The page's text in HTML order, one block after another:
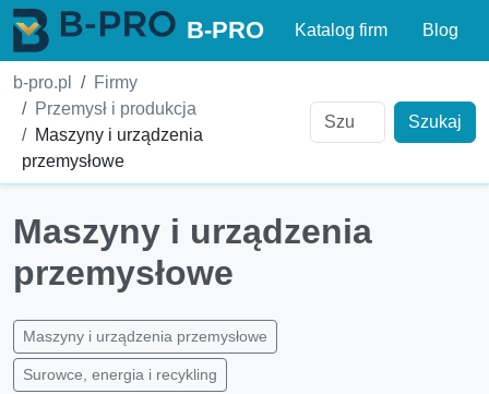
B-PRO Katalog firm Blog
b-pro.pl
Firmy
Przemysł i produkcja
Maszyny i urządzenia
przemysłowe
Szukaj
Maszyny i urządzenia
przemysłowe
Maszyny i urządzenia przemysłowe
Surowce, energia i recykling